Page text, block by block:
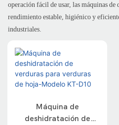
operación fácil de usar, las máquinas de
rendimiento estable, higiénico y
industriales.
Máquina de
deshidratación de